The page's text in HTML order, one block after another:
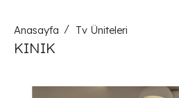
Anasayfa Tv Üniteleri
KINIK